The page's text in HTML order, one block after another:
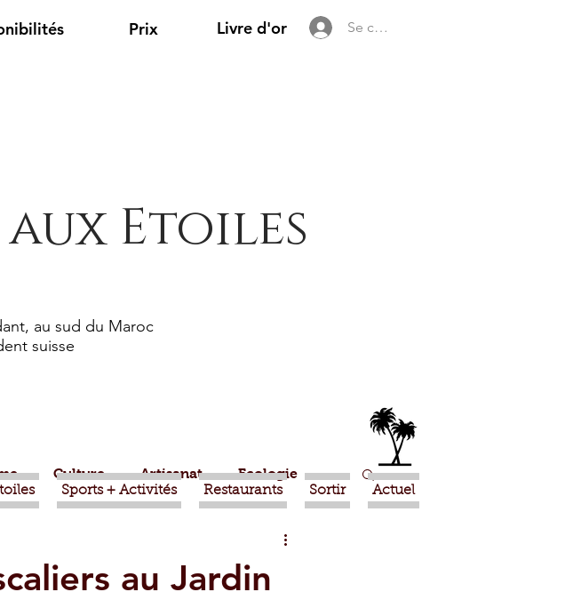
Prix Livre d'or Se connecter
Etoiles
au sud du Maroc
suisse
Sports + Activités Restaurants Sortir Actuel
Culture Artisanat Ecologie
au Jardin